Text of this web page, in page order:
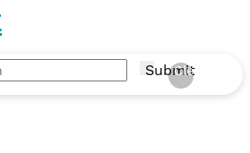
Submit
Clear